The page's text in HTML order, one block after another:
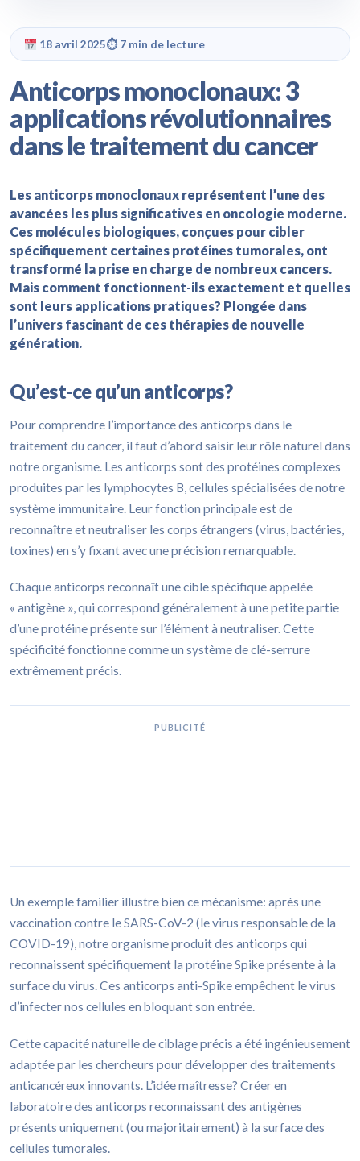
18 avril 2025⏱ 7 min de lecture
Anticorps monoclonaux: 3
applications révolutionnaires
dans le traitement du cancer
Les anticorps monoclonaux représentent l’une des
avancées les plus significatives en oncologie moderne.
Ces molécules biologiques, conçues pour cibler
spécifiquement certaines protéines tumorales, ont
transformé la prise en charge de nombreux cancers.
Mais comment fonctionnent-ils exactement et quelles
sont leurs applications pratiques? Plongée dans
l’univers fascinant de ces thérapies de nouvelle
génération.
Qu’est-ce qu’un anticorps?
Pour comprendre l’importance des anticorps dans le
traitement du cancer, il faut d’abord saisir leur rôle naturel dans
notre organisme. Les anticorps sont des protéines complexes
produites par les lymphocytes B, cellules spécialisées de notre
système immunitaire. Leur fonction principale est de
reconnaître et neutraliser les corps étrangers (virus, bactéries,
toxines) en s’y fixant avec une précision remarquable.
Chaque anticorps reconnaît une cible spécifique appelée
« antigène », qui correspond généralement à une petite partie
d’une protéine présente sur l’élément à neutraliser. Cette
spécificité fonctionne comme un système de clé-serrure
extrêmement précis.
PUBLICITÉ
Un exemple familier illustre bien ce mécanisme: après une
vaccination contre le SARS-CoV-2 (le virus responsable de la
COVID-19), notre organisme produit des anticorps qui
reconnaissent spécifiquement la protéine Spike présente à la
surface du virus. Ces anticorps anti-Spike empêchent le virus
d’infecter nos cellules en bloquant son entrée.
Cette capacité naturelle de ciblage précis a été ingénieusement
adaptée par les chercheurs pour développer des traitements
anticancéreux innovants. L’idée maîtresse? Créer en
laboratoire des anticorps reconnaissant des antigènes
présents uniquement (ou majoritairement) à la surface des
cellules tumorales.